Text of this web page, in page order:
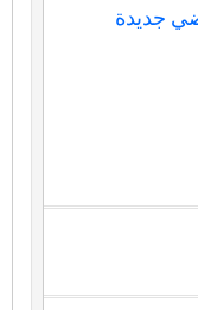
أرضي جديدة